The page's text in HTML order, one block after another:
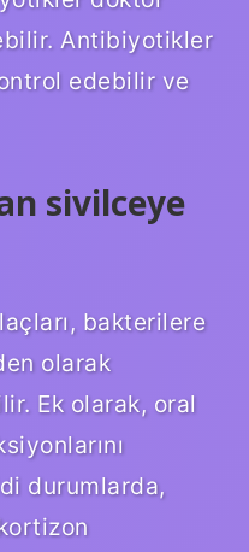
Antibiyotikler
edebilir ve
sivilceye
bakterilere
olarak
Ek olarak, oral
durumlarda,